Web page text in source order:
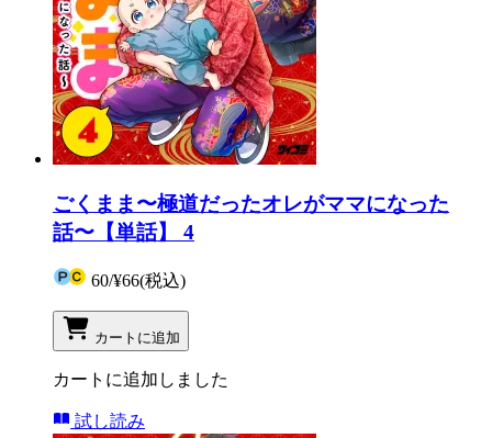
ごくまま〜極道だったオレがママになった
話〜【単話】 4
60/¥66(税込)
カートに追加
カートに追加しました
試し読み